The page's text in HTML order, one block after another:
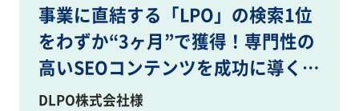
事業に直結する「LPO」の検索1位
をわずか“3ヶ月”で獲得！専門性の
高いSEOコンテンツを成功に導くカ
ギとは
DLPO株式会社様